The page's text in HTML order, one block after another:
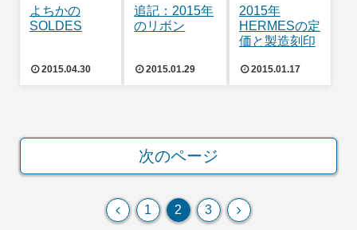
よちかの
SOLDES
2015.04.30
追記：2015年
のリボン
2015.01.29
2015年
HERMESの定
価と製造刻印
2015.01.17
次のページ
前
へ
1 2 3
次
へ